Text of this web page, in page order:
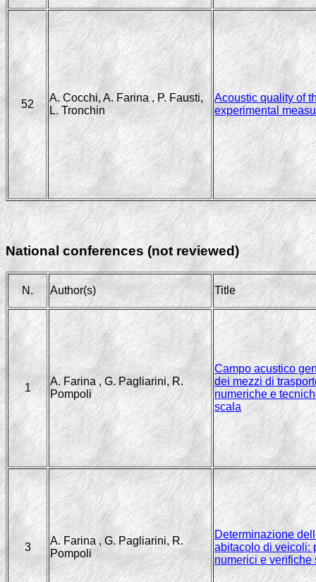
52
A. Cocchi, A. Farina , P. Fausti,
L. Tronchin
Acoustic quality of
experimental
National conferences(not reviewed)
N. Author(s) Title
1
A. Farina , G. Pagliarini, R.
Pompoli
Campo acustico
dei mezzi di
numeriche e
scala
3
A. Farina , G. Pagliarini, R.
Pompoli
Determinazione
abitacolo di veicoli:
numerici e verifiche